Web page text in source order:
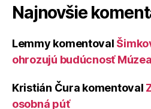
Najnovšie
Lemmy komentoval
ohrozujú budúcnosť
Kristián Čura komentoval
osobná púť